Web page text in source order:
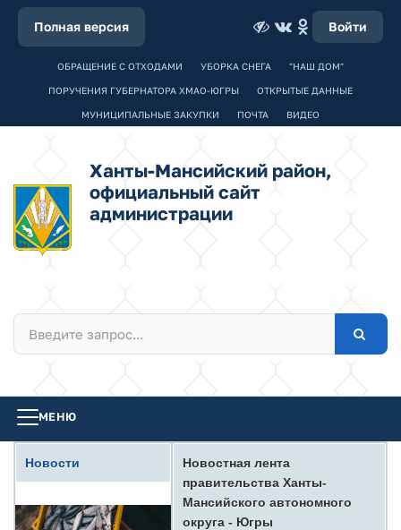
Полная версия Войти
ОБРАЩЕНИЕ С ОТХОДАМИ УБОРКА СНЕГА "НАШ ДОМ"
ПОРУЧЕНИЯ ГУБЕРНАТОРА ХМАО-ЮГРЫ ОТКРЫТЫЕ ДАННЫЕ
МУНИЦИПАЛЬНЫЕ ЗАКУПКИ ПОЧТА ВИДЕО
Ханты-Мансийский район,
официальный сайт
администрации
МЕНЮ
Новости
Новостная лента
правительства Ханты-
Мансийского автономного
округа - Югры